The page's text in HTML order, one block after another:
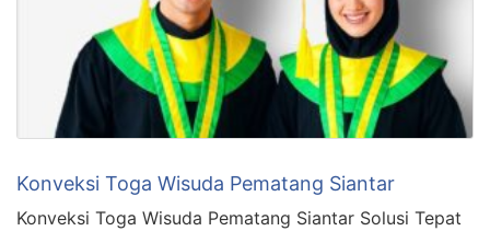
Konveksi Toga Wisuda Pematang Siantar
Konveksi Toga Wisuda Pematang Siantar Solusi Tepat